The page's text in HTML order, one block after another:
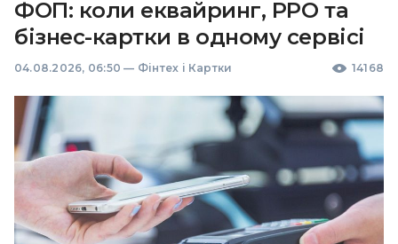
ФОП: коли еквайринг, РРО та
бізнес-картки в одному сервісі
04.08.2026, 06:50 — Фінтех і Картки 14168